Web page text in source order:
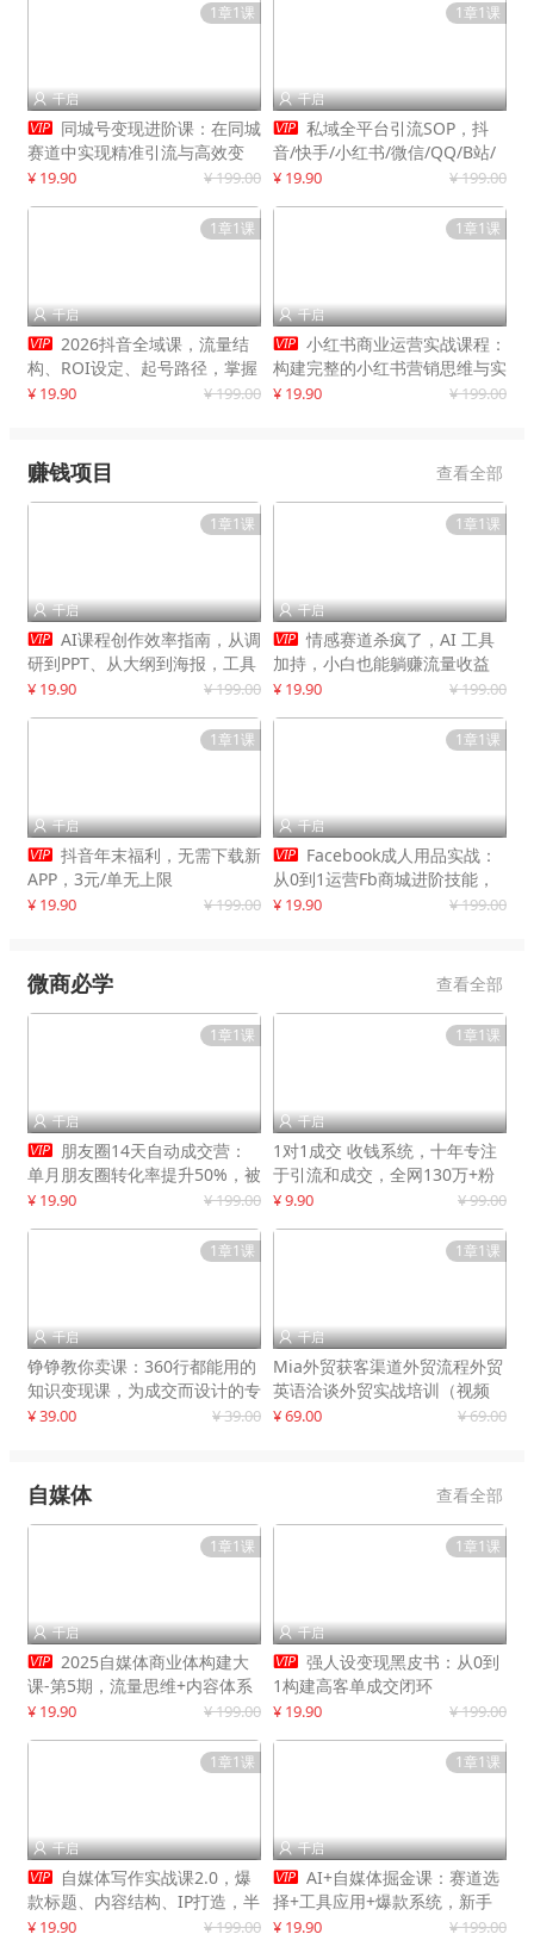
1章1课
 千启
 同城号变现进阶课：在同城
赛道中实现精准引流与高效变
现，单店月引流成交额提升50%
¥ 19.90 ¥ 199.00
1章1课
 千启
 私域全平台引流SOP，抖
音/快手/小红书/微信/QQ/B站/
闲鱼等，技术合集，高效转化公
¥ 19.90 ¥ 199.00
1章1课
 千启
 2026抖音全域课，流量结
构、ROI设定、起号路径，掌握
平台新规下利润最大化
¥ 19.90 ¥ 199.00
1章1课
 千启
 小红书商业运营实战课程：
构建完整的小红书营销思维与实
战能力，案例店铺月销破百万！
¥ 19.90 ¥ 199.00
赚钱项目 查看全部
1章1课
 千启
 AI课程创作效率指南，从调
研到PPT、从大纲到海报，工具
赋能，打造可持续变现产品线
¥ 19.90 ¥ 199.00
1章1课
 千启
 情感赛道杀疯了，AI 工具
加持，小白也能躺赚流量收益
¥ 19.90 ¥ 199.00
1章1课
 千启
 抖音年末福利，无需下载新
APP，3元/单无上限
¥ 19.90 ¥ 199.00
1章1课
 千启
 Facebook成人用品实战：
从0到1运营Fb商城进阶技能，
快速提升订单转化与店铺收益
¥ 19.90 ¥ 199.00
微商必学 查看全部
1章1课
 千启
 朋友圈14天自动成交营：
单月朋友圈转化率提升50%，被
动收入超3万元
¥ 19.90 ¥ 199.00
1章1课
 千启
1对1成交 收钱系统，十年专注
于引流和成交，全网130万+粉
丝
¥ 9.90 ¥ 99.00
1章1课
 千启
铮铮教你卖课：360行都能用的
知识变现课，为成交而设计的专
属课程
¥ 39.00 ¥ 39.00
1章1课
 千启
Mia外贸获客渠道外贸流程外贸
英语洽谈外贸实战培训（视频
课）价值399元
¥ 69.00 ¥ 69.00
自媒体 查看全部
1章1课
 千启
 2025自媒体商业体构建大
课-第5期，流量思维+内容体系
+变现闭环，打造个人可持续生
¥ 19.90 ¥ 199.00
1章1课
 千启
 强人设变现黑皮书：从0到
1构建高客单成交闭环
¥ 19.90 ¥ 199.00
1章1课
 千启
 自媒体写作实战课2.0，爆
款标题、内容结构、IP打造，半
年复制30万粉月入10万+
¥ 19.90 ¥ 199.00
1章1课
 千启
 AI+自媒体掘金课：赛道选
择+工具应用+爆款系统，新手
快速起步，副业月入8000+
¥ 19.90 ¥ 199.00